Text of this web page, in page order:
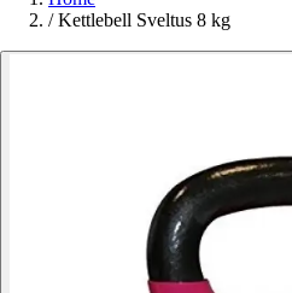
/ Kettlebell Sveltus 8 kg